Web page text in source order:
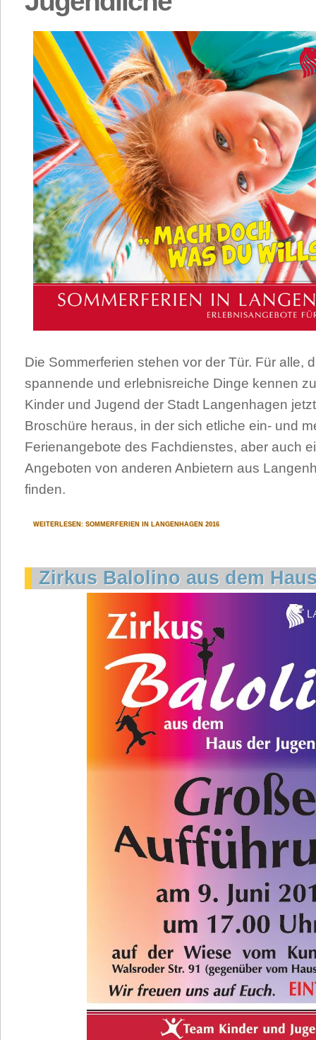
Die Sommerferien stehen vor der Tür. Für alle,
spannende und erlebnisreiche Dinge kennen
Kinder und Jugend der Stadt Langenhagen
Broschüre heraus, in der sich etliche ein- und
Ferienangebote des Fachdienstes, aber auch
Angeboten von anderen Anbietern aus
finden.
WEITERLESEN: SOMMERFERIEN IN LANGENHAGEN 2016
Zirkus Balolino aus dem